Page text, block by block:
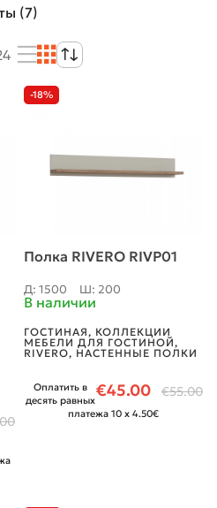
(7)
-18%
Полка RIVERO RIVP01
Д: 1500 Ш: 200
В наличии
ГОСТИНАЯ, КОЛЛЕКЦИИ
МЕБЕЛИ ДЛЯ ГОСТИНОЙ,
RIVERO, НАСТЕННЫЕ ПОЛКИ
€45.00 €55.00
Оплатить в
десять равных
платежа 10 x 4.50€